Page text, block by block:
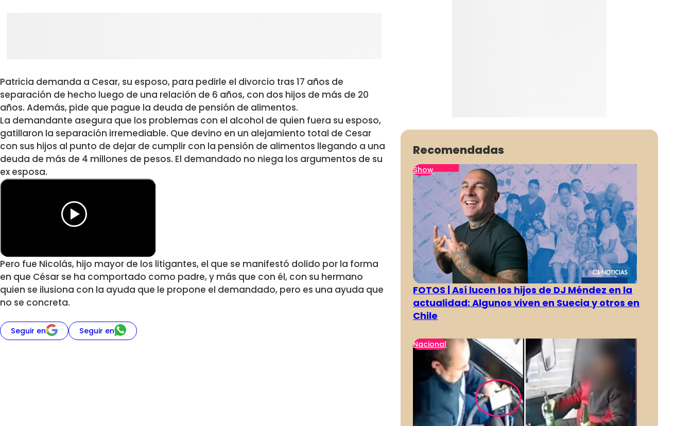
Patricia demanda a Cesar, su esposo, para pedirle el divorcio tras 17 años de
separación de hecho luego de una relación de 6 años, con dos hijos de más de 20
años. Además, pide que pague la deuda de pensión de alimentos.
La demandante asegura que los problemas con el alcohol de quien fuera su esposo,
gatillaron la separación irremediable. Que devino en un alejamiento total de Cesar
con sus hijos al punto de dejar de cumplir con la pensión de alimentos llegando a una
deuda de más de 4 millones de pesos. El demandado no niega los argumentos de su
ex esposa.
Pero fue Nicolás, hijo mayor de los litigantes, el que se manifestó dolido por la forma
en que César se ha comportado como padre, y más que con él, con su hermano
quien se ilusiona con la ayuda que le propone el demandado, pero es una ayuda que
no se concreta.
Seguir en Seguir en
Recomendadas
Show
FOTOS | Así lucen los hijos de DJ Méndez en la
actualidad: Algunos viven en Suecia y otros en
Chile
Nacional